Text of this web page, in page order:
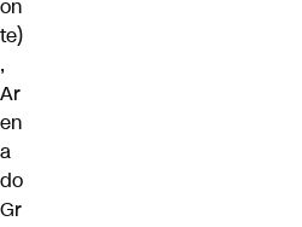
on
te)
,
Ar
en
a
do
Gr